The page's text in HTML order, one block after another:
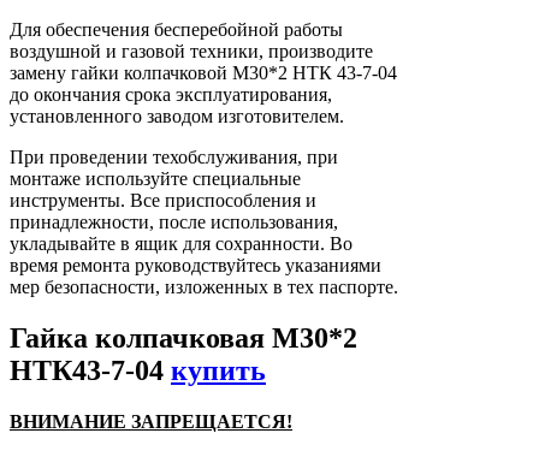
Для обеспечения бесперебойной работы
воздушной и газовой техники, производите
замену гайки колпачковой М30*2 НТК 43-7-04
до окончания срока эксплуатирования,
установленного заводом изготовителем.
При проведении техобслуживания, при
монтаже используйте специальные
инструменты. Все приспособления и
принадлежности, после использования,
укладывайте в ящик для сохранности. Во
время ремонта руководствуйтесь указаниями
мер безопасности, изложенных в тех паспорте.
Гайка колпачковая М30*2
НТК43-7-04 купить
ВНИМАНИЕ ЗАПРЕЩАЕТСЯ!